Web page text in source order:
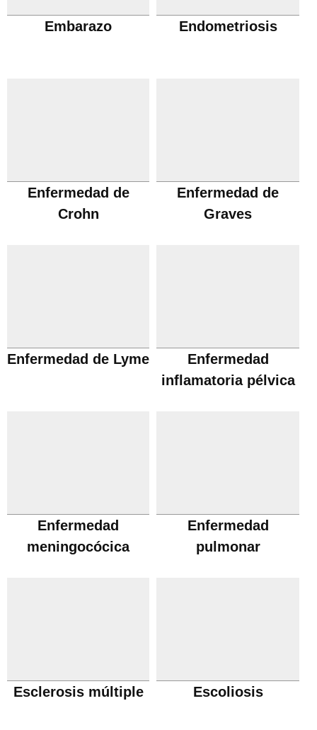
Embarazo Endometriosis
Enfermedad de
Crohn
Enfermedad de
Graves
Enfermedad de Lyme
Enfermedad
inflamatoria pélvica
Enfermedad
meningocócica
Enfermedad
pulmonar
Esclerosis múltiple Escoliosis